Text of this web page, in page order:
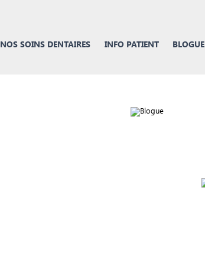
NOS SOINS DENTAIRES INFO PATIENT BLOGUE